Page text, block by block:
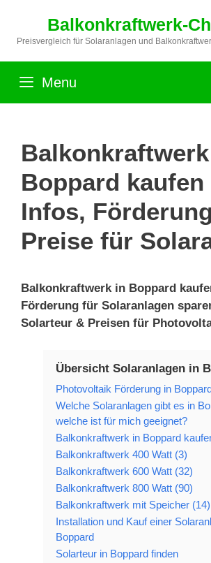
springen
Balkonkraftwerk-
Preisvergleich für Solaranlagen und
Menu
Boppard kaufen
Infos,
Preise für
Balkonkraftwerk in Boppard
Förderung für Solaranlagen
Solarteur & Preisen für
Übersicht Solaranlagen in
Photovoltaik Förderung in
Welche Solaranlagen gibt es in
welche ist für mich geeignet?
Balkonkraftwerk in Boppard
Balkonkraftwerk 400 Watt (3)
Balkonkraftwerk 600 Watt (32)
Balkonkraftwerk 800 Watt (90)
Balkonkraftwerk mit Speicher (14)
Installation und Kauf einer
Boppard
Solarteur in Boppard finden